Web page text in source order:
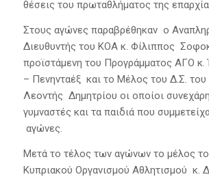
θέσεις του πρωταθλήματος της
Στους αγώνες παραβρέθηκαν ο
Διευθυντής του ΚΟΑ κ. Φίλιππος
προϊστάμενη του Προγράμματος ΑΓΟ
– Πενηνταέξ και το Μέλος του Δ.Σ. του
Λεοντής Δημητρίου οι οποίοι
γυμναστές και τα παιδιά που
αγώνες.
Μετά το τέλος των αγώνων το μέλος
Κυπριακού Οργανισμού Αθλητισμού κ.